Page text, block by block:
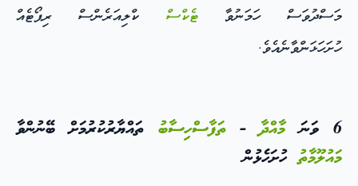
މަސްދުވަސް ހަމަނުވާޓެކްސް ކްލިއަރެންސް ރިޕޯޓެއް
ހުށަހަޅަންވާނެއެވެ.
6 ވަނަ މާއްދާ-ތަފާސްހިސާބު ތައްޔާރުކުރުމަށް ބޭނުންވާ
މައުލޫމާތުހުށަހެޅުން